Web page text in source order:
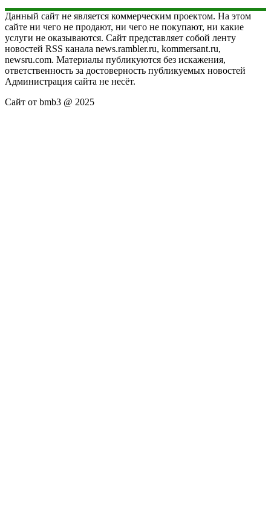
Данный сайт не является коммерческим проектом. На этом
сайте ни чего не продают, ни чего не покупают, ни какие
услуги не оказываются. Сайт представляет собой ленту
новостей RSS канала news.rambler.ru, kommersant.ru,
newsru.com. Материалы публикуются без искажения,
ответственность за достоверность публикуемых новостей
Администрация сайта не несёт.
Сайт от bmb3 @ 2025